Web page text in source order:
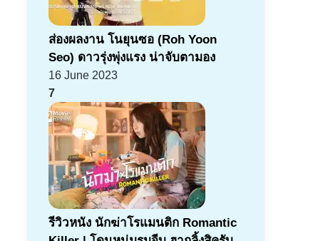
ส่องผลงาน โนยุนซอ (Roh Yoon
Seo) ดาวรุ่งพุ่งแรง น่าจับตามอง
16 June 2023
7
รีวิวหนัง นักฆ่าโรแมนติก Romantic